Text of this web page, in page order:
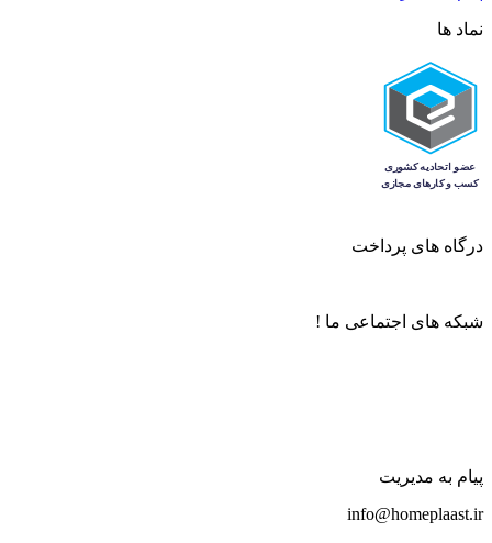
نماد ها
درگاه های پرداخت
شبکه های اجتماعی ما !
پیام به مدیریت
info@homeplaast.ir